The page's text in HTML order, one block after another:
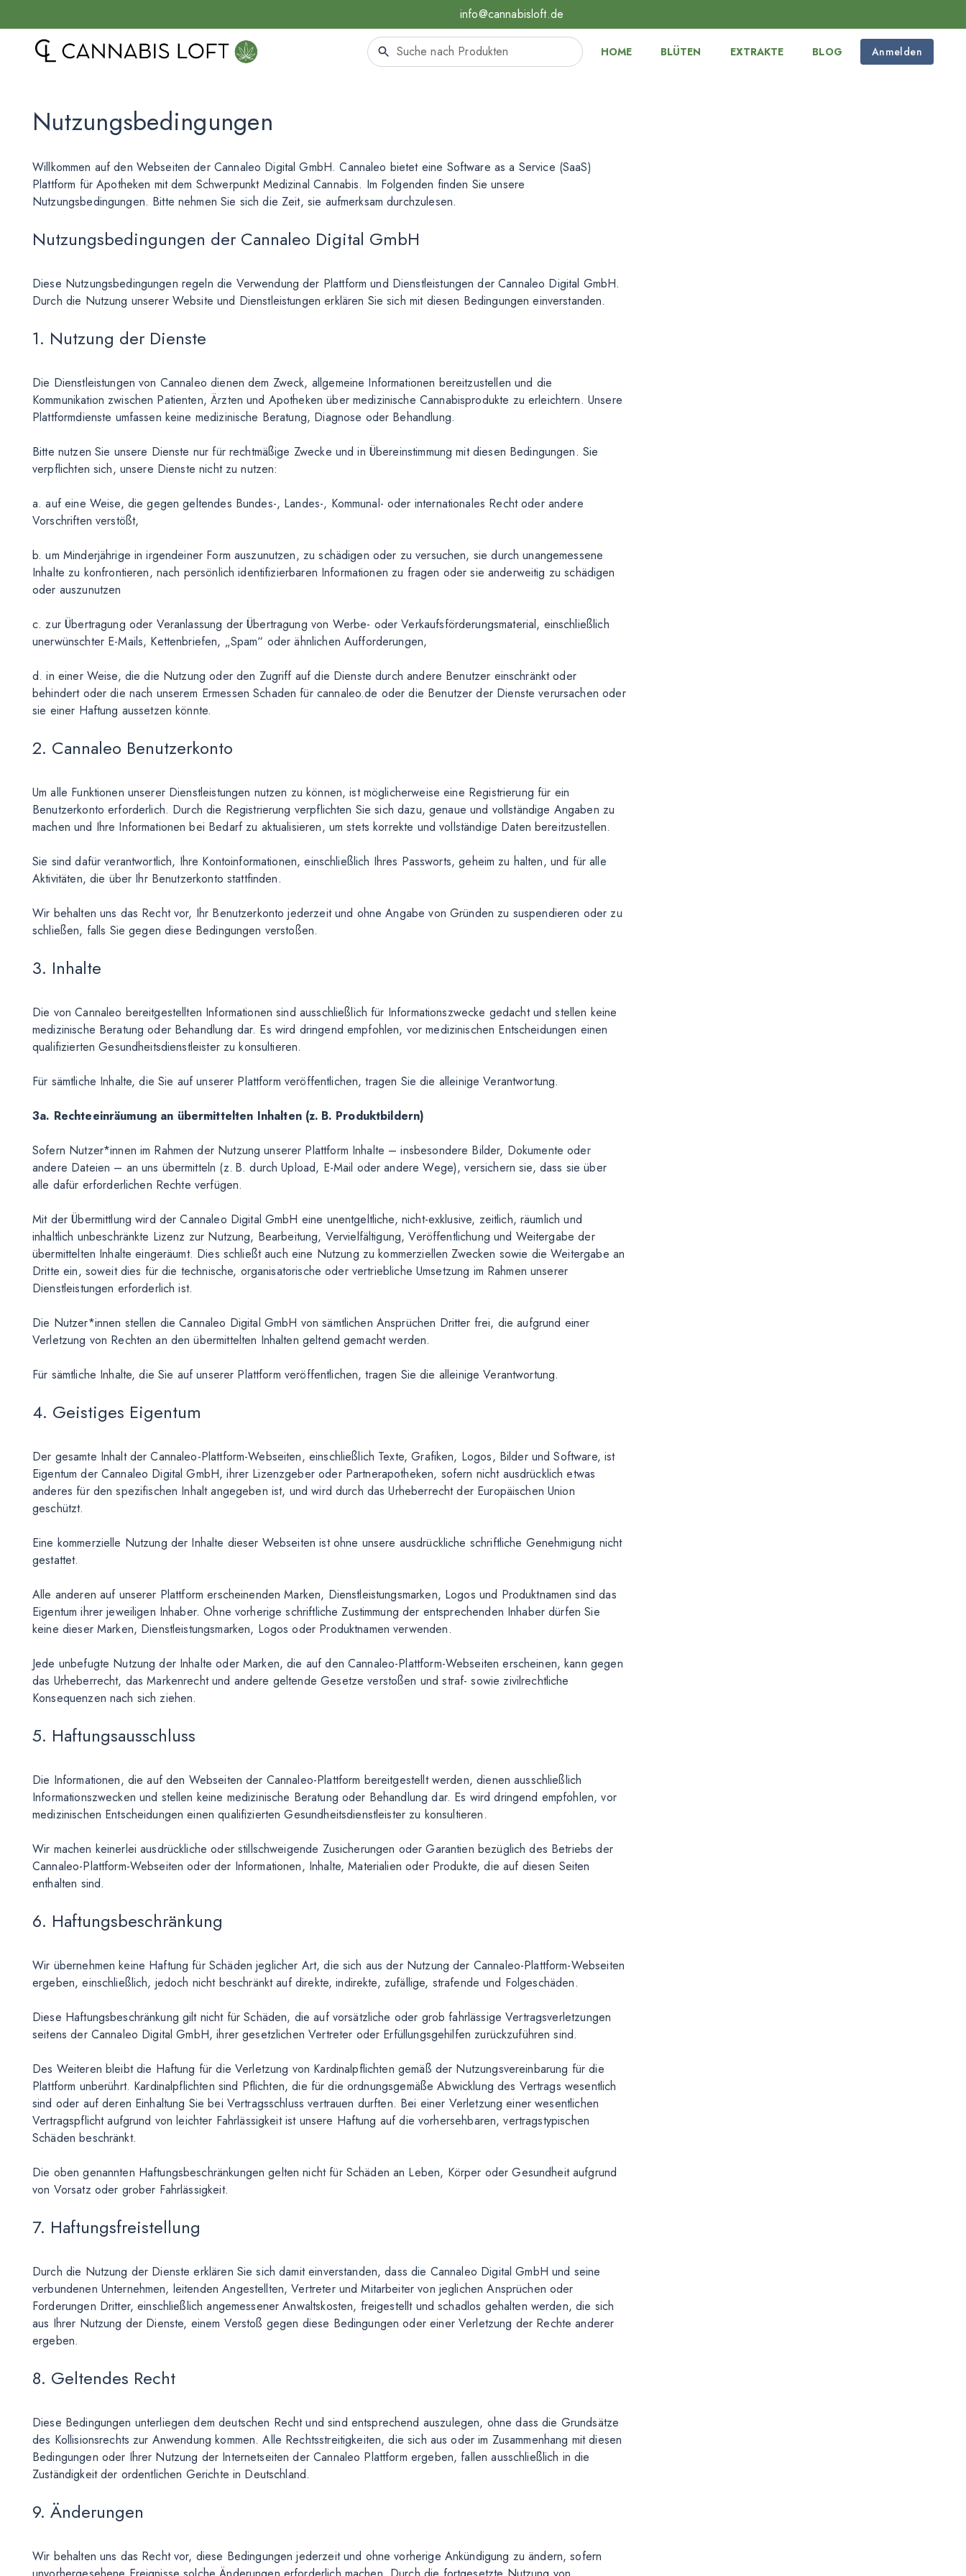
info@cannabisloft.de
HOME BLÜTEN EXTRAKTE BLOG Anmelden
Nutzungsbedingungen
Willkommen auf den Webseiten der Cannaleo Digital GmbH. Cannaleo bietet eine Software as a Service (SaaS)
Plattform für Apotheken mit dem Schwerpunkt Medizinal Cannabis. Im Folgenden finden Sie unsere
Nutzungsbedingungen. Bitte nehmen Sie sich die Zeit, sie aufmerksam durchzulesen.
Nutzungsbedingungen der Cannaleo Digital GmbH
Diese Nutzungsbedingungen regeln die Verwendung der Plattform und Dienstleistungen der Cannaleo Digital GmbH.
Durch die Nutzung unserer Website und Dienstleistungen erklären Sie sich mit diesen Bedingungen einverstanden.
1. Nutzung der Dienste
Die Dienstleistungen von Cannaleo dienen dem Zweck, allgemeine Informationen bereitzustellen und die
Kommunikation zwischen Patienten, Ärzten und Apotheken über medizinische Cannabisprodukte zu erleichtern. Unsere
Plattformdienste umfassen keine medizinische Beratung, Diagnose oder Behandlung.
Bitte nutzen Sie unsere Dienste nur für rechtmäßige Zwecke und in Übereinstimmung mit diesen Bedingungen. Sie
verpflichten sich, unsere Dienste nicht zu nutzen:
a. auf eine Weise, die gegen geltendes Bundes-, Landes-, Kommunal- oder internationales Recht oder andere
Vorschriften verstößt,
b. um Minderjährige in irgendeiner Form auszunutzen, zu schädigen oder zu versuchen, sie durch unangemessene
Inhalte zu konfrontieren, nach persönlich identifizierbaren Informationen zu fragen oder sie anderweitig zu schädigen
oder auszunutzen
c. zur Übertragung oder Veranlassung der Übertragung von Werbe- oder Verkaufsförderungsmaterial, einschließlich
unerwünschter E-Mails, Kettenbriefen, „Spam“ oder ähnlichen Aufforderungen,
d. in einer Weise, die die Nutzung oder den Zugriff auf die Dienste durch andere Benutzer einschränkt oder
behindert oder die nach unserem Ermessen Schaden für cannaleo.de oder die Benutzer der Dienste verursachen oder
sie einer Haftung aussetzen könnte.
2. Cannaleo Benutzerkonto
Um alle Funktionen unserer Dienstleistungen nutzen zu können, ist möglicherweise eine Registrierung für ein
Benutzerkonto erforderlich. Durch die Registrierung verpflichten Sie sich dazu, genaue und vollständige Angaben zu
machen und Ihre Informationen bei Bedarf zu aktualisieren, um stets korrekte und vollständige Daten bereitzustellen.
Sie sind dafür verantwortlich, Ihre Kontoinformationen, einschließlich Ihres Passworts, geheim zu halten, und für alle
Aktivitäten, die über Ihr Benutzerkonto stattfinden.
Wir behalten uns das Recht vor, Ihr Benutzerkonto jederzeit und ohne Angabe von Gründen zu suspendieren oder zu
schließen, falls Sie gegen diese Bedingungen verstoßen.
3. Inhalte
Die von Cannaleo bereitgestellten Informationen sind ausschließlich für Informationszwecke gedacht und stellen keine
medizinische Beratung oder Behandlung dar. Es wird dringend empfohlen, vor medizinischen Entscheidungen einen
qualifizierten Gesundheitsdienstleister zu konsultieren.
Für sämtliche Inhalte, die Sie auf unserer Plattform veröffentlichen, tragen Sie die alleinige Verantwortung.
3a. Rechteeinräumung an übermittelten Inhalten (z. B. Produktbildern)
Sofern Nutzer*innen im Rahmen der Nutzung unserer Plattform Inhalte – insbesondere Bilder, Dokumente oder
andere Dateien – an uns übermitteln (z. B. durch Upload, E-Mail oder andere Wege), versichern sie, dass sie über
alle dafür erforderlichen Rechte verfügen.
Mit der Übermittlung wird der Cannaleo Digital GmbH eine unentgeltliche, nicht-exklusive, zeitlich, räumlich und
inhaltlich unbeschränkte Lizenz zur Nutzung, Bearbeitung, Vervielfältigung, Veröffentlichung und Weitergabe der
übermittelten Inhalte eingeräumt. Dies schließt auch eine Nutzung zu kommerziellen Zwecken sowie die Weitergabe an
Dritte ein, soweit dies für die technische, organisatorische oder vertriebliche Umsetzung im Rahmen unserer
Dienstleistungen erforderlich ist.
Die Nutzer*innen stellen die Cannaleo Digital GmbH von sämtlichen Ansprüchen Dritter frei, die aufgrund einer
Verletzung von Rechten an den übermittelten Inhalten geltend gemacht werden.
Für sämtliche Inhalte, die Sie auf unserer Plattform veröffentlichen, tragen Sie die alleinige Verantwortung.
4. Geistiges Eigentum
Der gesamte Inhalt der Cannaleo-Plattform-Webseiten, einschließlich Texte, Grafiken, Logos, Bilder und Software, ist
Eigentum der Cannaleo Digital GmbH, ihrer Lizenzgeber oder Partnerapotheken, sofern nicht ausdrücklich etwas
anderes für den spezifischen Inhalt angegeben ist, und wird durch das Urheberrecht der Europäischen Union
geschützt.
Eine kommerzielle Nutzung der Inhalte dieser Webseiten ist ohne unsere ausdrückliche schriftliche Genehmigung nicht
gestattet.
Alle anderen auf unserer Plattform erscheinenden Marken, Dienstleistungsmarken, Logos und Produktnamen sind das
Eigentum ihrer jeweiligen Inhaber. Ohne vorherige schriftliche Zustimmung der entsprechenden Inhaber dürfen Sie
keine dieser Marken, Dienstleistungsmarken, Logos oder Produktnamen verwenden.
Jede unbefugte Nutzung der Inhalte oder Marken, die auf den Cannaleo-Plattform-Webseiten erscheinen, kann gegen
das Urheberrecht, das Markenrecht und andere geltende Gesetze verstoßen und straf- sowie zivilrechtliche
Konsequenzen nach sich ziehen.
5. Haftungsausschluss
Die Informationen, die auf den Webseiten der Cannaleo-Plattform bereitgestellt werden, dienen ausschließlich
Informationszwecken und stellen keine medizinische Beratung oder Behandlung dar. Es wird dringend empfohlen, vor
medizinischen Entscheidungen einen qualifizierten Gesundheitsdienstleister zu konsultieren.
Wir machen keinerlei ausdrückliche oder stillschweigende Zusicherungen oder Garantien bezüglich des Betriebs der
Cannaleo-Plattform-Webseiten oder der Informationen, Inhalte, Materialien oder Produkte, die auf diesen Seiten
enthalten sind.
6. Haftungsbeschränkung
Wir übernehmen keine Haftung für Schäden jeglicher Art, die sich aus der Nutzung der Cannaleo-Plattform-Webseiten
ergeben, einschließlich, jedoch nicht beschränkt auf direkte, indirekte, zufällige, strafende und Folgeschäden.
Diese Haftungsbeschränkung gilt nicht für Schäden, die auf vorsätzliche oder grob fahrlässige Vertragsverletzungen
seitens der Cannaleo Digital GmbH, ihrer gesetzlichen Vertreter oder Erfüllungsgehilfen zurückzuführen sind.
Des Weiteren bleibt die Haftung für die Verletzung von Kardinalpflichten gemäß der Nutzungsvereinbarung für die
Plattform unberührt. Kardinalpflichten sind Pflichten, die für die ordnungsgemäße Abwicklung des Vertrags wesentlich
sind oder auf deren Einhaltung Sie bei Vertragsschluss vertrauen durften. Bei einer Verletzung einer wesentlichen
Vertragspflicht aufgrund von leichter Fahrlässigkeit ist unsere Haftung auf die vorhersehbaren, vertragstypischen
Schäden beschränkt.
Die oben genannten Haftungsbeschränkungen gelten nicht für Schäden an Leben, Körper oder Gesundheit aufgrund
von Vorsatz oder grober Fahrlässigkeit.
7. Haftungsfreistellung
Durch die Nutzung der Dienste erklären Sie sich damit einverstanden, dass die Cannaleo Digital GmbH und seine
verbundenen Unternehmen, leitenden Angestellten, Vertreter und Mitarbeiter von jeglichen Ansprüchen oder
Forderungen Dritter, einschließlich angemessener Anwaltskosten, freigestellt und schadlos gehalten werden, die sich
aus Ihrer Nutzung der Dienste, einem Verstoß gegen diese Bedingungen oder einer Verletzung der Rechte anderer
ergeben.
8. Geltendes Recht
Diese Bedingungen unterliegen dem deutschen Recht und sind entsprechend auszulegen, ohne dass die Grundsätze
des Kollisionsrechts zur Anwendung kommen. Alle Rechtsstreitigkeiten, die sich aus oder im Zusammenhang mit diesen
Bedingungen oder Ihrer Nutzung der Internetseiten der Cannaleo Plattform ergeben, fallen ausschließlich in die
Zuständigkeit der ordentlichen Gerichte in Deutschland.
9. Änderungen
Wir behalten uns das Recht vor, diese Bedingungen jederzeit und ohne vorherige Ankündigung zu ändern, sofern